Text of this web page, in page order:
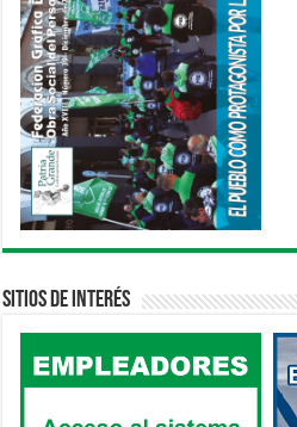
Sitios de interés